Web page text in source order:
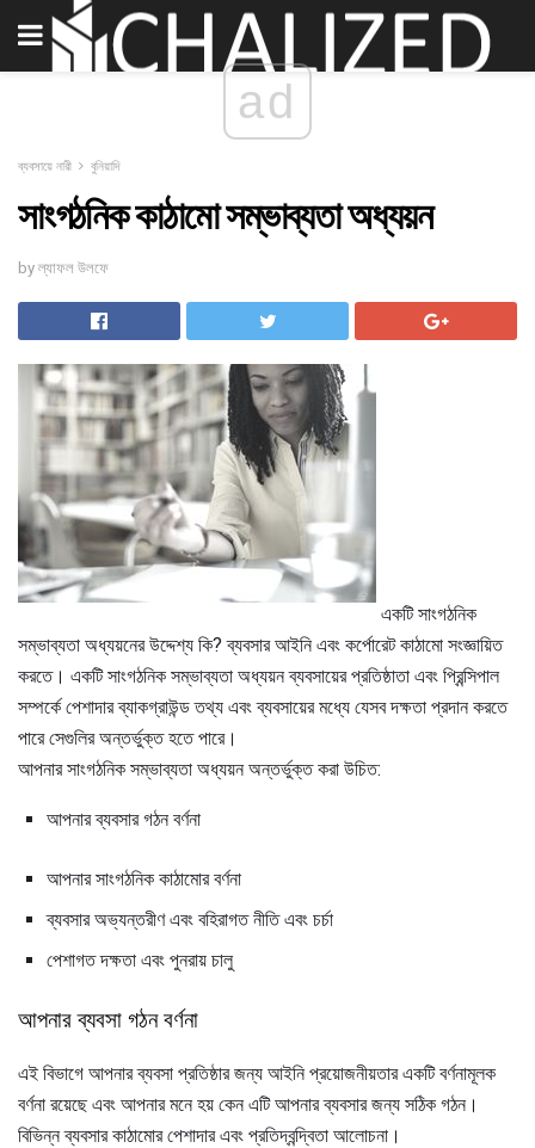
ad
ব্যবসায়ে নারী বুনিয়াদি
সাংগঠনিক কাঠামো সম্ভাব্যতা অধ্যয়ন
by ল্যাফল উলফে
একটি সাংগঠনিক
সম্ভাব্যতা অধ্যয়নের উদ্দেশ্য কি? ব্যবসার আইনি এবং কর্পোরেট কাঠামো সংজ্ঞায়িত
করতে। একটি সাংগঠনিক সম্ভাব্যতা অধ্যয়ন ব্যবসায়ের প্রতিষ্ঠাতা এবং প্রিন্সিপাল
সম্পর্কে পেশাদার ব্যাকগ্রাউন্ড তথ্য এবং ব্যবসায়ের মধ্যে যেসব দক্ষতা প্রদান করতে
পারে সেগুলির অন্তর্ভুক্ত হতে পারে।
আপনার সাংগঠনিক সম্ভাব্যতা অধ্যয়ন অন্তর্ভুক্ত করা উচিত:
আপনার ব্যবসার গঠন বর্ণনা
আপনার সাংগঠনিক কাঠামোর বর্ণনা
ব্যবসার অভ্যন্তরীণ এবং বহিরাগত নীতি এবং চর্চা
পেশাগত দক্ষতা এবং পুনরায় চালু
আপনার ব্যবসা গঠন বর্ণনা
এই বিভাগে আপনার ব্যবসা প্রতিষ্ঠার জন্য আইনি প্রয়োজনীয়তার একটি বর্ণনামূলক
বর্ণনা রয়েছে এবং আপনার মনে হয় কেন এটি আপনার ব্যবসার জন্য সঠিক গঠন।
বিভিন্ন ব্যবসার কাঠামোর পেশাদার এবং প্রতিদ্বন্দ্বিতা আলোচনা।